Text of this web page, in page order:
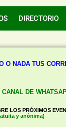
DIRECTORIO
O NADA TUS
DE
LOS PRÓXIMOS
y anónima)